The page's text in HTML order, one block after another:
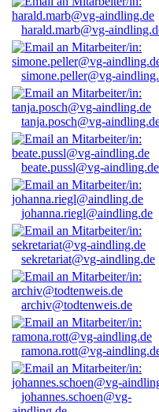
harald.marb@vg-
simone.peller@vg-
tanja.posch@vg-
beate.pussl@vg-aindling.de
johanna.riegl@aindling.de
sekretariat@vg-aindling.de
archiv@todtenweis.de
ramona.rott@vg-
johannes.schoen@vg-